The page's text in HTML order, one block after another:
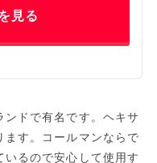
見る
ンドで有名です。ヘキサ
ます。コールマンならで
るので安心して使用す